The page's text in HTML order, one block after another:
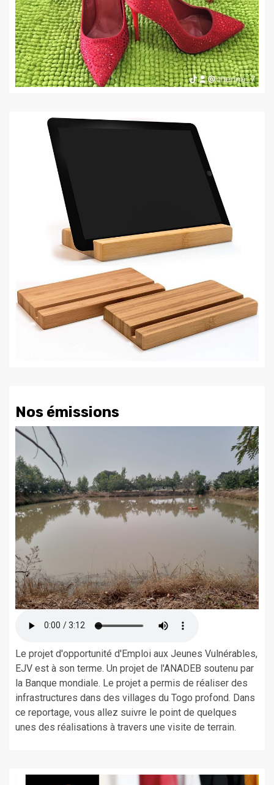
Nos émissions
Le projet d'opportunité d'Emploi aux Jeunes Vulnérables,
EJV est à son terme. Un projet de l'ANADEB soutenu par
la Banque mondiale. Le projet a permis de réaliser des
infrastructures dans des villages du Togo profond. Dans
ce reportage, vous allez suivre le point de quelques
unes des réalisations à travers une visite de terrain.